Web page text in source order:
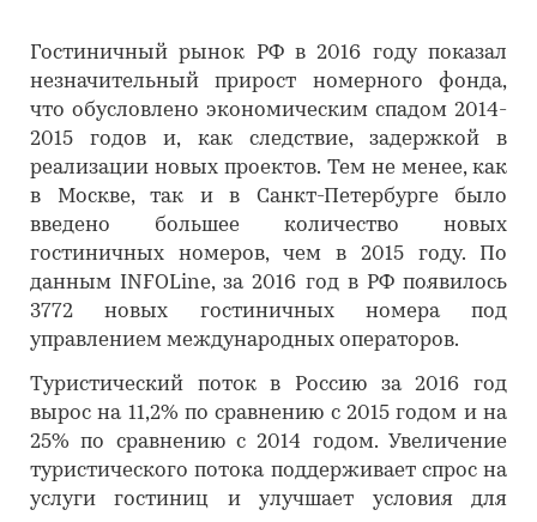
Гостиничный рынок РФ в 2016 году показал
незначительный прирост номерного фонда,
что обусловлено экономическим спадом 2014-
2015 годов и, как следствие, задержкой в
реализации новых проектов. Тем не менее, как
в Москве, так и в Санкт-Петербурге было
введено большее количество новых
гостиничных номеров, чем в 2015 году. По
данным INFOLine, за 2016 год в РФ появилось
3772 новых гостиничных номера под
управлением международных операторов.
Туристический поток в Россию за 2016 год
вырос на 11,2% по сравнению с 2015 годом и на
25% по сравнению с 2014 годом. Увеличение
туристического потока поддерживает спрос на
услуги гостиниц и улучшает условия для